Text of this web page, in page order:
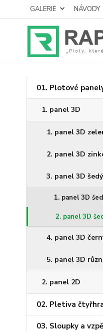
GALERIE NÁVODY
01. Plotové
1. panel 3D
1. panel 3D
2. panel 3D
3. panel 3D šedý
1. panel 3D
2. panel 3D
4. panel 3D
5. panel 3D
2. panel 2D
02. Pletiva
03. Sloupky a